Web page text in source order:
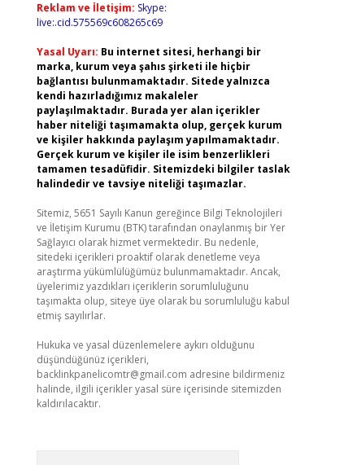
Reklam ve İletişim: Skype:
live:.cid.575569c608265c69
Yasal Uyarı: Bu internet sitesi, herhangi bir
marka, kurum veya şahıs şirketi ile hiçbir
bağlantısı bulunmamaktadır. Sitede yalnızca
kendi hazırladığımız makaleler
paylaşılmaktadır. Burada yer alan içerikler
haber niteliği taşımamakta olup, gerçek kurum
ve kişiler hakkında paylaşım yapılmamaktadır.
Gerçek kurum ve kişiler ile isim benzerlikleri
tamamen tesadüfidir. Sitemizdeki bilgiler taslak
halindedir ve tavsiye niteliği taşımazlar.
Sitemiz, 5651 Sayılı Kanun gereğince Bilgi Teknolojileri
ve İletişim Kurumu (BTK) tarafından onaylanmış bir Yer
Sağlayıcı olarak hizmet vermektedir. Bu nedenle,
sitedeki içerikleri proaktif olarak denetleme veya
araştırma yükümlülüğümüz bulunmamaktadır. Ancak,
üyelerimiz yazdıkları içeriklerin sorumluluğunu
taşımakta olup, siteye üye olarak bu sorumluluğu kabul
etmiş sayılırlar.
Hukuka ve yasal düzenlemelere aykırı olduğunu
düşündüğünüz içerikleri,
backlinkpanelicomtr@gmail.com adresine bildirmeniz
halinde, ilgili içerikler yasal süre içerisinde sitemizden
kaldırılacaktır.